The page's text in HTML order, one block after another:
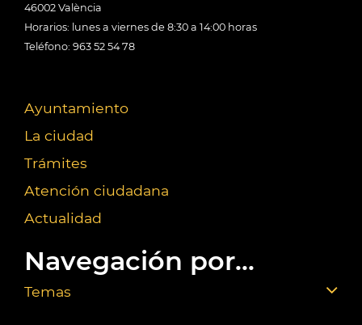
46002 València
Horarios: lunes a viernes de 8:30 a 14:00 horas
Teléfono: 963 52 54 78
Ayuntamiento
La ciudad
Trámites
Atención ciudadana
Actualidad
Navegación por...
Temas